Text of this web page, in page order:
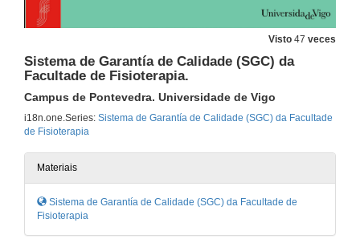
Visto 47 veces
Sistema de Garantía de Calidade (SGC) da
Facultade de Fisioterapia.
Campus de Pontevedra. Universidade de Vigo
i18n.one.Series: Sistema de Garantía de Calidade (SGC) da Facultade
de Fisioterapia
Materiais
Sistema de Garantía de Calidade (SGC) da Facultade de
Fisioterapia